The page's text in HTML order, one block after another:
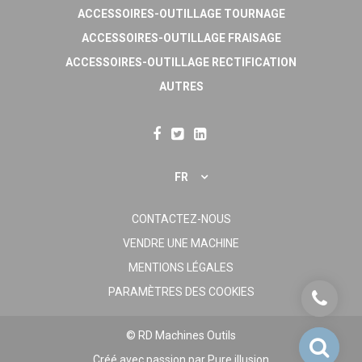
ACCESSOIRES-OUTILLAGE TOURNAGE
ACCESSOIRES-OUTILLAGE FRAISAGE
ACCESSOIRES-OUTILLAGE RECTIFICATION
AUTRES
FR
CONTACTEZ-NOUS
VENDRE UNE MACHINE
MENTIONS LÉGALES
PARAMÈTRES DES COOKIES
© RD Machines Outils